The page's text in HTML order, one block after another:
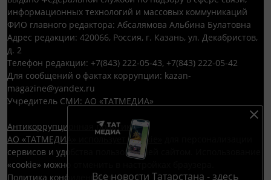
Все новости Татарстана - здесь
информационных технологий и массовых коммуникаций
ФИО главного редактора: Абсалямова Альбина Булатовна
Адрес редакции: 420066, Россия, г. Казань, ул. Декабристов,
д. 2
Телефон редакции: +7(843) 222-05-43, +7(843) 222-05-42
Для сообщений о фактах коррупции: kazan-
magazine@yandex.ru
Учредитель СМИ: АО «ТАТМЕДИА»
Антикоррупционная политика
АО «ТАТМЕДИА» использует «cookie»
сервисов и удобства пользователей сайтом. Использование
«cookie» можно отменить в настройках браузера.
Политика конфиденциальности